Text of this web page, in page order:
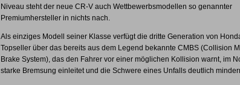
Niveau steht der neue CR-V auch Wettbewerbsmodellen so genannter
Premiumhersteller in nichts nach.
Als einziges Modell seiner Klasse verfügt die dritte Generation von
Topseller über das bereits aus dem Legend bekannte CMBS (Collision
Brake System), das den Fahrer vor einer möglichen Kollision warnt, im
starke Bremsung einleitet und die Schwere eines Unfalls deutlich